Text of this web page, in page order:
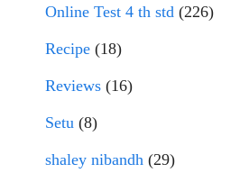
Online Test 4 th std (226)
Recipe (18)
Reviews (16)
Setu (8)
shaley nibandh (29)